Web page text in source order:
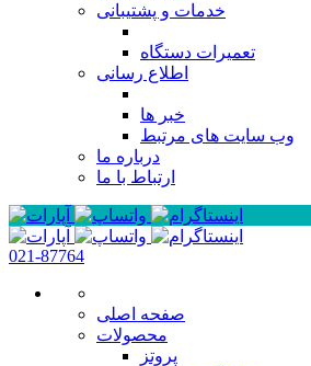
خدمات و پشتیبانی
تعمیرات دستگاه
اطلاع رسانی
خبر ها
وب سایت های مرتبط
درباره ما
ارتباط با ما
021-87764
صفحه اصلی
محصولات
پروتز